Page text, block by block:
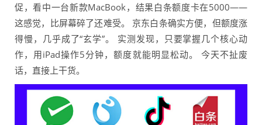
促，看中一台新款MacBook，结果白条额度卡在5000——
这感觉，比屏幕碎了还难受。 京东白条确实方便，但额度涨
得慢，几乎成了“玄学”。 实测发现，只要掌握几个核心动
作，用iPad操作5分钟，额度就能明显松动。 今天不扯废
话，直接上干货。